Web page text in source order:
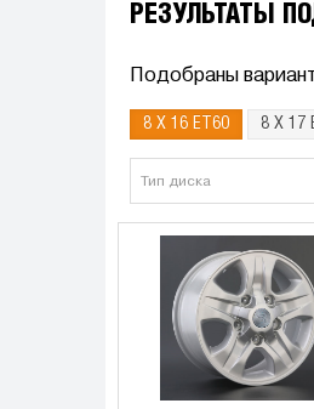
РЕЗУЛЬТАТЫ
Подобраны
8 X 16 ET60 8 X 17
Тип диска